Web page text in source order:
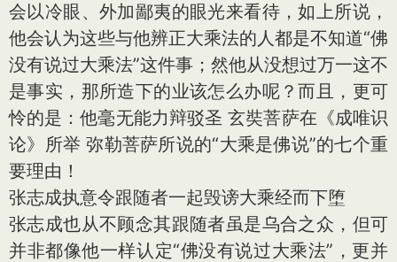
会以冷眼、外加鄙夷的眼光来看待，如上所说，
他会认为这些与他辨正大乘法的人都是不知道“佛
没有说过大乘法”这件事；然他从没想过万一这不
是事实，那所造下的业该怎么办呢？而且，更可
怜的是：他毫无能力辩驳圣 玄奘菩萨在《成唯识
论》所举 弥勒菩萨所说的“大乘是佛说”的七个重
要理由！
张志成执意令跟随者一起毁谤大乘经而下堕
张志成也从不顾念其跟随者虽是乌合之众，但可
并非都像他一样认定“佛没有说过大乘法”，更并